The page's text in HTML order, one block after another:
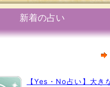
新着の占い
【Yes・No占い】大